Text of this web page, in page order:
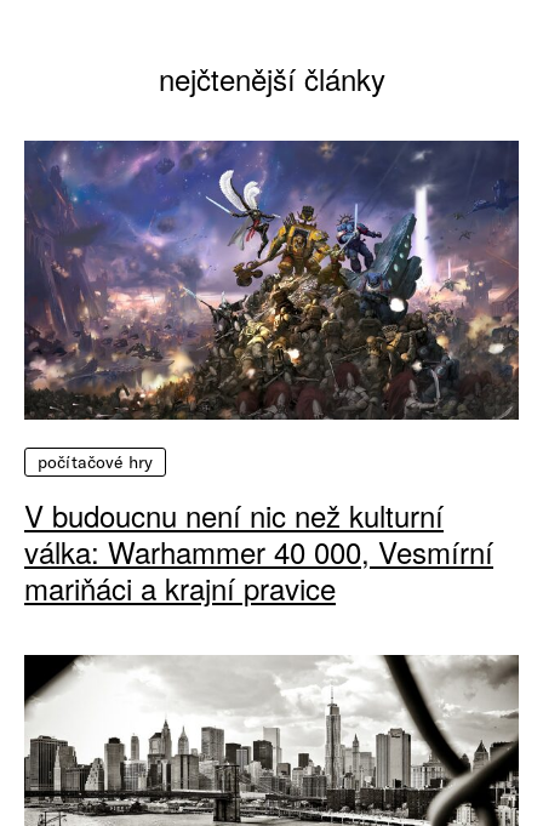
nejčtenější články
počítačové hry
V budoucnu není nic než kulturní
válka: Warhammer 40 000, Vesmírní
mariňáci a krajní pravice